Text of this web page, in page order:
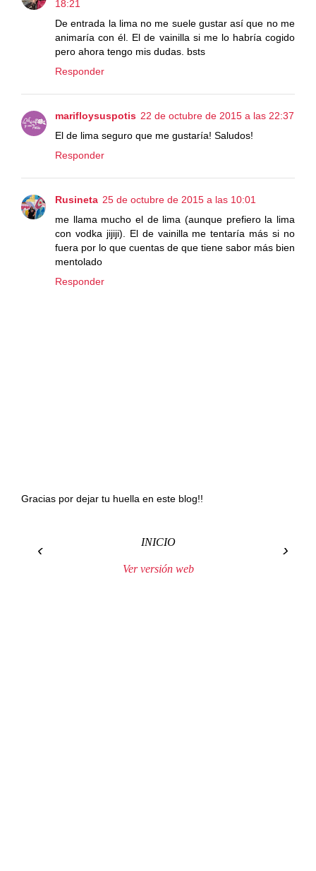
18:21
De entrada la lima no me suele gustar así que no me
animaría con él. El de vainilla si me lo habría cogido
pero ahora tengo mis dudas. bsts
Responder
marifloysuspotis 22 de octubre de 2015 a las 22:37
El de lima seguro que me gustaría! Saludos!
Responder
Rusineta 25 de octubre de 2015 a las 10:01
me llama mucho el de lima (aunque prefiero la lima
con vodka jijiji). El de vainilla me tentaría más si no
fuera por lo que cuentas de que tiene sabor más bien
mentolado
Responder
Gracias por dejar tu huella en este blog!!
‹ ›
INICIO
Ver versión web